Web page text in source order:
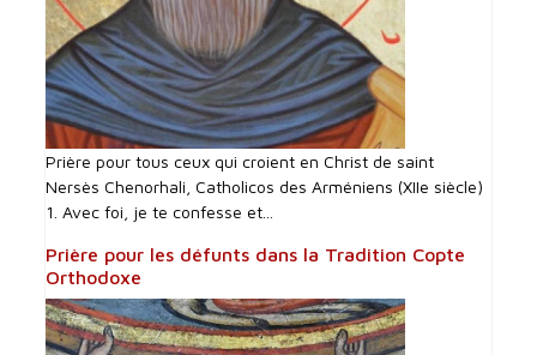
Prière pour tous ceux qui croient en Christ de saint
Nersès Chenorhali, Catholicos des Arméniens (XIIe siècle)
1. Avec foi, je te confesse et...
Prière pour les défunts dans la Tradition Copte
Orthodoxe